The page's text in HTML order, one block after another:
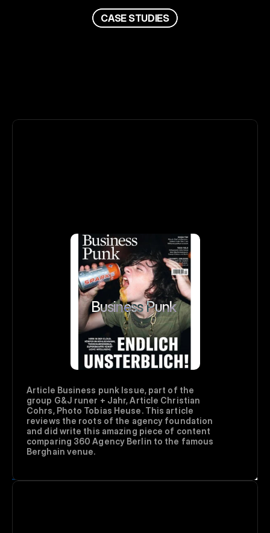
CASE STUDIES
Business Punk
Article Business punk Issue, part of the
group G&J runer + Jahr, Article Christian
Cohrs, Photo Tobias Heuse. This article
reviews the roots of the agency foundation
and did write this amazing piece of content
comparing 360 Agency Berlin to the famous
Berghain venue.